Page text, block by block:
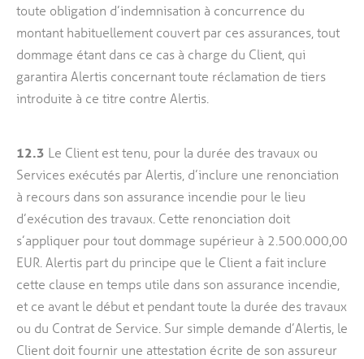
toute obligation d’indemnisation à concurrence du
montant habituellement couvert par ces assurances, tout
dommage étant dans ce cas à charge du Client, qui
garantira Alertis concernant toute réclamation de tiers
introduite à ce titre contre Alertis.
12.3 Le Client est tenu, pour la durée des travaux ou
Services exécutés par Alertis, d’inclure une renonciation
à recours dans son assurance incendie pour le lieu
d’exécution des travaux. Cette renonciation doit
s’appliquer pour tout dommage supérieur à 2.500.000,00
EUR. Alertis part du principe que le Client a fait inclure
cette clause en temps utile dans son assurance incendie,
et ce avant le début et pendant toute la durée des travaux
ou du Contrat de Service. Sur simple demande d’Alertis, le
Client doit fournir une attestation écrite de son assureur